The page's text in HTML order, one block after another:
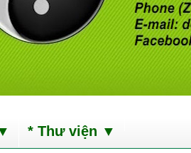
* Thư viện ▼